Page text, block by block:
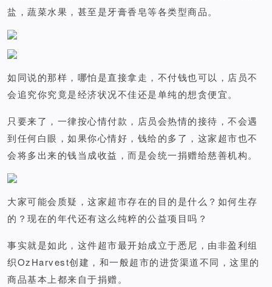
盐，蔬菜水果，甚至是牙膏香皂等各类型商品。
如同说的那样，哪怕是直接拿走，不付钱也可以，店员不
会追究你究竟是经济状况不佳还是单纯的想贪便宜。
只要来了，一律按心情付款，店员会热情的接待，不会遇
到任何白眼，如果你心情好，钱给的多了，这家超市也不
会将多出来的钱当成收益，而是会统一捐赠给慈善机构。
大家可能会质疑，这家超市存在的目的是什么？如何生存
的？现在的年代还有这么纯粹的公益项目吗？
事实就是如此，这件超市最开始成立于悉尼，由非盈利组
织OzHarvest创建，和一般超市的进货渠道不同，这里的
商品基本上都来自于捐赠。